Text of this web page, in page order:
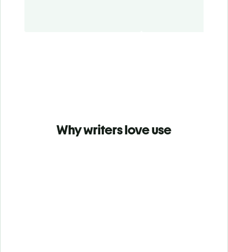
Why writers love use